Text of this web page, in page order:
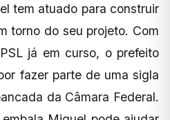
tem atuado para construir
torno do seu projeto. Com
já em curso, o prefeito
fazer parte de uma sigla
da Câmara Federal.